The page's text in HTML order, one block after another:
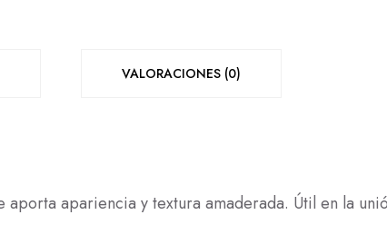
VALORACIONES (0)
apariencia y textura amaderada. Útil en la